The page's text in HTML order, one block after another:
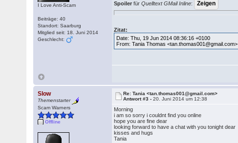
I Love Anti-Scam
Beiträge: 40
Standort: Saarburg
Mitglied seit: 18. Juni 2014
Geschlecht:
Spoiler fürQuelltext GMail Inline:
Zitat:
Date: Thu, 19 Jun 2014 08:36:16 +0100
From: Tania Thomas <tan.thomas001@gmail.com>
Slow
Themenstarter
Scam Warners
Offline
Re: Tania <tan.thomas001@gmail.com>
Antwort #3 -20. Juni 2014 um 12:38
Morning
i am so sorry i couldnt find you online
hope you are fine dear
looking forward to have a chat with you tonight dear
kisses and hugs
Tania